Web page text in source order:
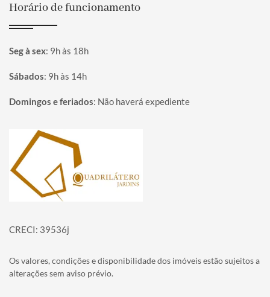
Horário de funcionamento
Seg à sex: 9h às 18h
Sábados: 9h às 14h
Domingos e feriados: Não haverá expediente
Página inicial
CRECI: 39536j
Os valores, condições e disponibilidade dos imóveis estão sujeitos a
alterações sem aviso prévio.